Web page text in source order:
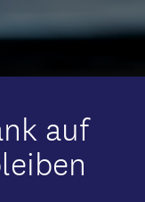
auf